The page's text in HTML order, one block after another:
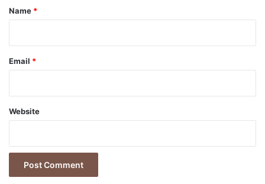
*
Name *
Email *
Website